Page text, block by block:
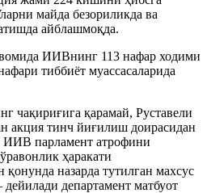
майда безориликда ва
айблашмоқда.
ИИВнинг 113 нафар ходими
тиббиёт муассасаларида
чақириғига қарамай, Руставели
акция тинч йиғилиш доирасидан
ИИВ парламент атрофини
ҳаракати
назарда тутилган махсус
департамент матбуот